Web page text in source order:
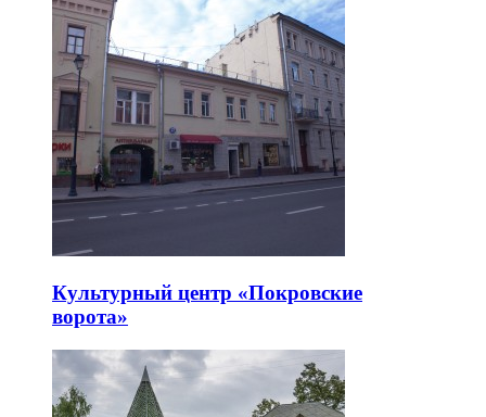
Культурный центр «Покровские
ворота»